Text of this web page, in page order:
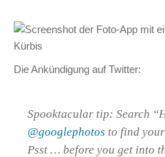
Die Ankündigung auf Twitter:
Spooktacular tip: Search
@googlephotos to find
Psst … before you get into